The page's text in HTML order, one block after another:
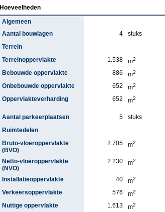
Hoeveelheden
Algemeen
Aantal bouwlagen
4 stuks
Terrein
Terreinoppervlakte 1.538 m2
Bebouwde oppervlakte 886 m2
Onbebouwde oppervlakte
652 m2
Oppervlakteverharding
652 m2
Aantal parkeerplaatsen 5 stuks
Ruimtedelen
Bruto-vloeroppervlakte
(BVO)
2.705 m2
Netto-vloeroppervlakte
(NVO)
2.230 m2
Installatieoppervlakte 40 m2
Verkeersoppervlakte 576 m2
Nuttige oppervlakte 1.613 m2